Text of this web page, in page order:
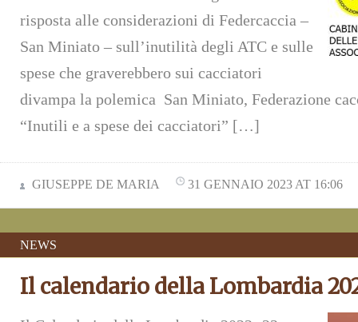
risposta alle considerazioni di Federcaccia –
San Miniato – sull’inutilità degli ATC e sulle
spese che graverebbero sui cacciatori
divampa la polemica San Miniato, Federazione
“Inutili e a spese dei cacciatori” […]
GIUSEPPE DE MARIA 31 GENNAIO 2023 AT 16:06
NEWS
Il calendario della Lombardia